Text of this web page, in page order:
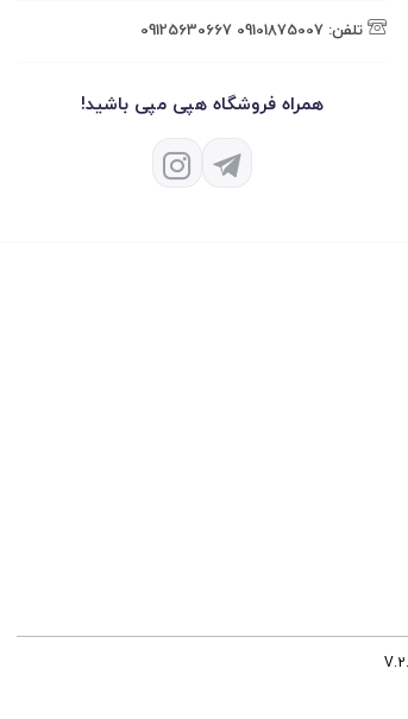
تلفن: 09101875007
09125630667
همراه فروشگاه هپی مپی باشید!